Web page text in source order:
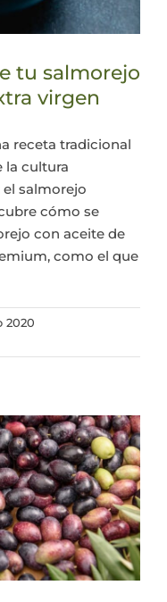
tu salmorejo
virgen
receta tradicional
la cultura
salmorejo
cómo se
con aceite de
como el que
2020